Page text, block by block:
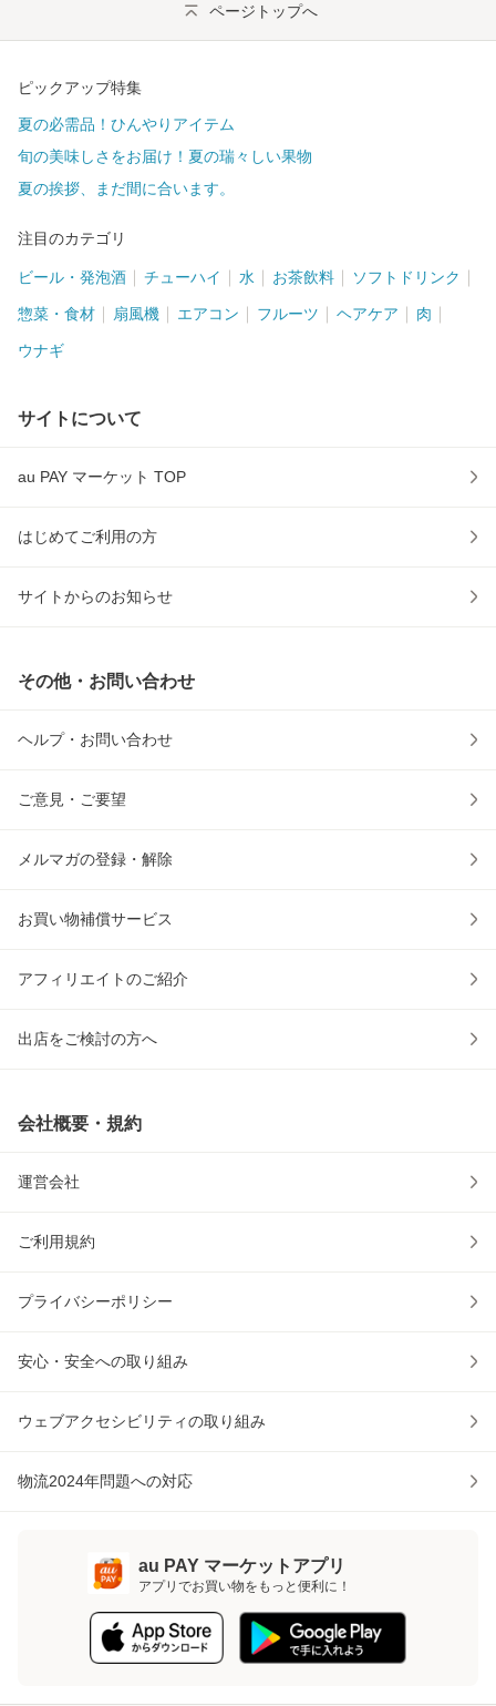
ページトップへ
ピックアップ特集
夏の必需品！ひんやりアイテム
旬の美味しさをお届け！夏の瑞々しい果物
夏の挨拶、まだ間に合います。
注目のカテゴリ
ビール・発泡酒 チューハイ 水 お茶飲料 ソフトドリンク
惣菜・食材 扇風機 エアコン フルーツ ヘアケア 肉
ウナギ
サイトについて
au PAY マーケット TOP
はじめてご利用の方
サイトからのお知らせ
その他・お問い合わせ
ヘルプ・お問い合わせ
ご意見・ご要望
メルマガの登録・解除
お買い物補償サービス
アフィリエイトのご紹介
出店をご検討の方へ
会社概要・規約
運営会社
ご利用規約
プライバシーポリシー
安心・安全への取り組み
ウェブアクセシビリティの取り組み
物流2024年問題への対応
au PAY マーケットアプリ
アプリでお買い物をもっと便利に！